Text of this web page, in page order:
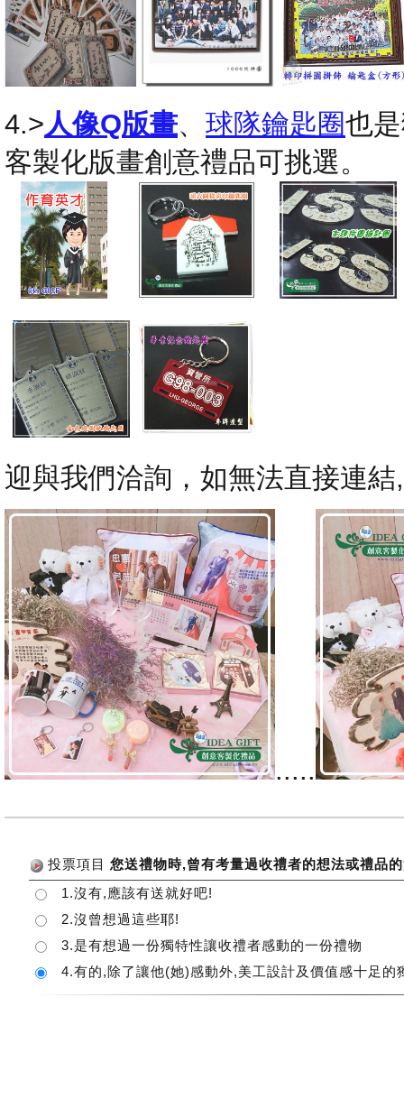
4.>人像Q版畫、 球隊鑰匙圈也
客製化版畫創意禮品可挑選。
迎與我們洽詢，如無法直接連
.....